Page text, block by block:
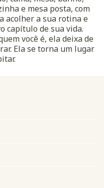
e mesa posta, com
acolher a sua rotina e
capítulo de sua vida.
você é, ela deixa de
Ela se torna um lugar